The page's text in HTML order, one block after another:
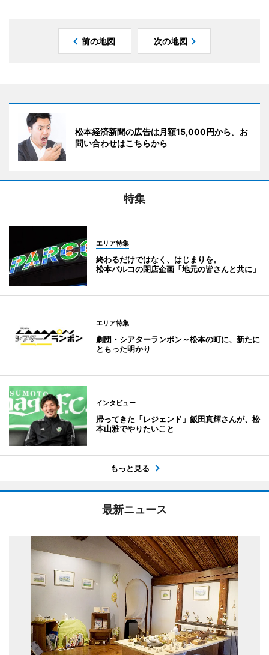
前の地図 次の地図
松本経済新聞の広告は月額15,000円から。お
問い合わせはこちらから
特集
エリア特集
終わるだけではなく、はじまりを。
松本パルコの閉店企画「地元の皆さんと共に」
エリア特集
劇団・シアターランポン～松本の町に、新たに
ともった明かり
インタビュー
帰ってきた「レジェンド」飯田真輝さんが、松
本山雅でやりたいこと
もっと見る
最新ニュース